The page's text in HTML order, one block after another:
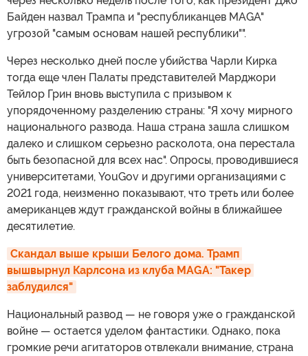
Байден назвал Трампа и "республиканцев MAGA"
угрозой "самым основам нашей республики"".
Через несколько дней после убийства Чарли Кирка
тогда еще член Палаты представителей Марджори
Тейлор Грин вновь выступила с призывом к
упорядоченному разделению страны: "Я хочу мирного
национального развода. Наша страна зашла слишком
далеко и слишком серьезно расколота, она перестала
быть безопасной для всех нас". Опросы, проводившиеся
университетами, YouGov и другими организациями с
2021 года, неизменно показывают, что треть или более
американцев ждут гражданской войны в ближайшее
десятилетие.
Скандал выше крыши Белого дома. Трамп
вышвырнул Карлсона из клуба MAGA: "Такер
заблудился"
Национальный развод — не говоря уже о гражданской
войне — остается уделом фантастики. Однако, пока
громкие речи агитаторов отвлекали внимание, страна